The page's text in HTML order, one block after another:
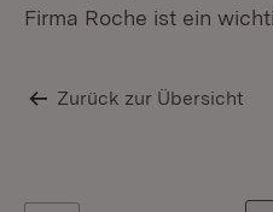
Firma Roche ist ein
Zurück zur Übersicht